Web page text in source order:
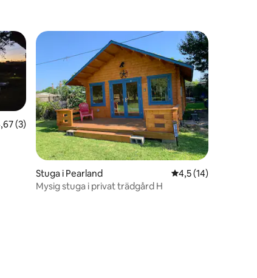
av 5 i genomsnittligt betyg, 3 omdömen
(3)
Stuga i Pearland 4,5 av 5 i
4,5 (14)
Mysig stuga i privat trädgård H